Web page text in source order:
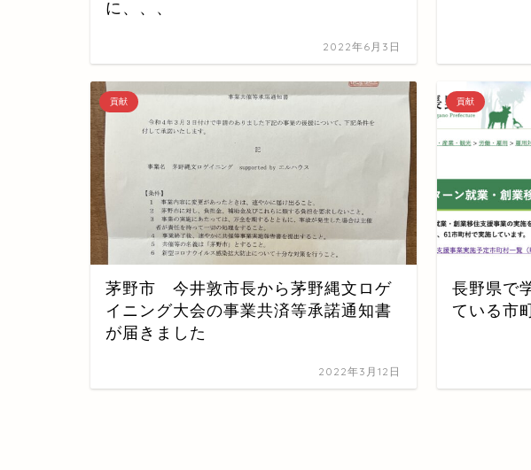
に、、、
2022年6月3日
貢献
茅野市 今井敦市長から茅野縄文ロゲ
イニング大会の事業共済等承諾通知書
が届きました
2022年3月12日
貢献
長野県で
ている市